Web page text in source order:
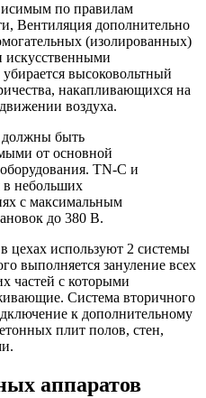
по правилам
Вентиляция дополнительно
(изолированных)
искусственными
высоковольтный
накапливающихся на
воздуха.
должны быть
от основной
TN-C и
в небольших
с максимальным
до 380 В.
цехах используют 2 системы
выполняется зануление всех
частей с которыми
Система вторичного
к дополнительному
плит полов, стен,
аппаратов